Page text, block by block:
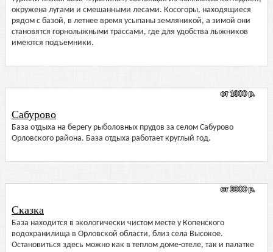
окружена лугами и смешанными лесами. Косогоры, находящиеся
рядом с базой, в летнее время усыпаны земляникой, а зимой они
становятся горнолыжными трассами, где для удобства лыжников
имеются подъемники.
от 1000 р.
Сабурово
База отдыха на берегу рыболовных прудов за селом Сабурово
Орловского района. База отдыха работает круглый год.
от 3000 р.
Сказка
База находится в экологически чистом месте у Копенского
водохранилища в Орловской области, близ села Высокое.
Остановиться здесь можно как в теплом доме-отеле, так и палатке